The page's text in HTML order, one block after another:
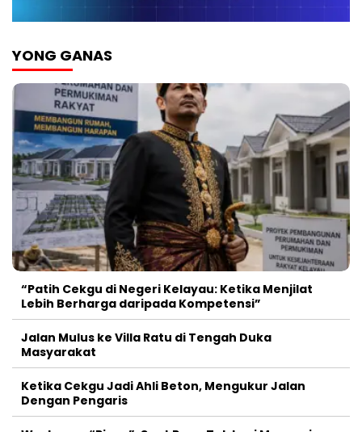
YONG GANAS
“Patih Cekgu di Negeri Kelayau: Ketika Menjilat
Lebih Berharga daripada Kompetensi”
Jalan Mulus ke Villa Ratu di Tengah Duka
Masyarakat
Ketika Cekgu Jadi Ahli Beton, Mengukur Jalan
Dengan Pengaris